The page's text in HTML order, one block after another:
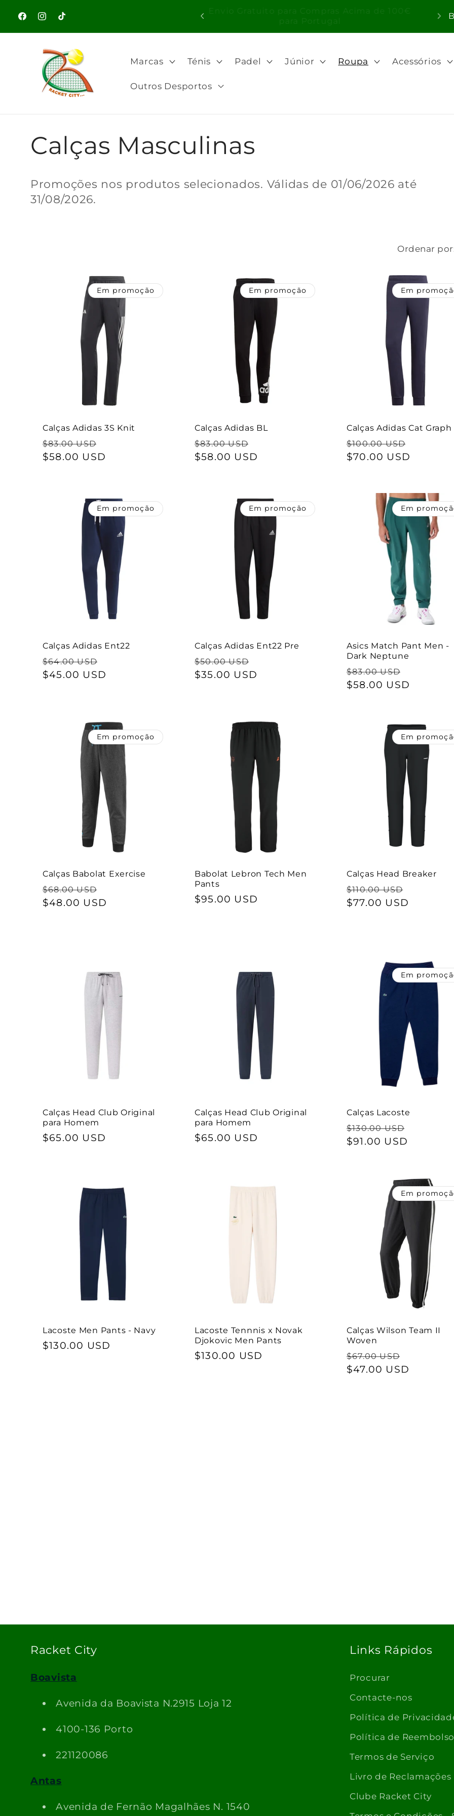
para o
conteúdo
Facebook
Instagram
TikTok
Bem-vindo à nossa loja
P
a
Marcas Ténis Padel Júnior Roupa Acessórios
Outros Desportos
C
o
l
Calças Masculinas
Promoções nos produtos selecionados. Válidas de 01/06/2026 até
31/08/2026.
Ordenar
Em promoção
Calças Adidas 3S Knit
Preço
normal
$83.00 USD
de
$58.00 USD
Em promoção
Calças Adidas BL
Preço
normal
$83.00 USD
de
$58.00 USD
Em
Calças Adidas Cat Graph
Preço
normal
$100.00 USD
$70.00 USD
Em promoção
Calças Adidas Ent22
Preço
normal
$64.00 USD
de
$45.00 USD
Em promoção
Calças Adidas Ent22 Pre
Preço
normal
$50.00 USD
de
$35.00 USD
Em
Asics Match Pant Men -
Dark Neptune
Preço
normal
$83.00 USD
de
$58.00 USD
Em promoção
Calças Babolat Exercise
Preço
normal
$68.00 USD
de
$48.00 USD
Babolat Lebron Tech Men
Pants
Preço
$95.00 USD
Em
Calças Head Breaker
Preço
normal
$110.00 USD
$77.00 USD
Calças Head Club Original
para Homem
Preço
$65.00 USD
Calças Head Club Original
para Homem
Preço
$65.00 USD
Em
Calças Lacoste
Preço
normal
$130.00 USD
$91.00 USD
Lacoste Men Pants - Navy
Preço
$130.00 USD
Lacoste Tennnis x Novak
Djokovic Men Pants
Preço
$130.00 USD
Em
Calças Wilson Team II
Woven
Preço
normal
$67.00 USD
de
$47.00 USD
Racket City
Boavista
Avenida da Boavista N.2915 Loja 12
4100-136 Porto
221120086
Antas
Avenida de Fernão Magalhães N. 1540
Links Rápidos
Procurar
Contacte-nos
Política de
Política de Reembolso
Termos de Serviço
Livro de Reclamações
Clube Racket City